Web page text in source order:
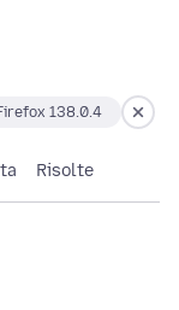
138.0.4
Risolte